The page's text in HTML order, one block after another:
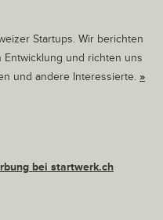
Startups. Wir berichten
und richten uns
und andere Interessierte. »
bei startwerk.ch